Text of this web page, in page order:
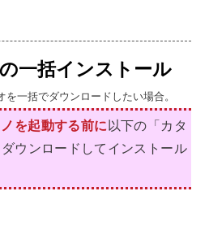
一括インストール
一括でダウンロードしたい場合。
を起動する前に 以下の「カタ
ウンロードしてインストール